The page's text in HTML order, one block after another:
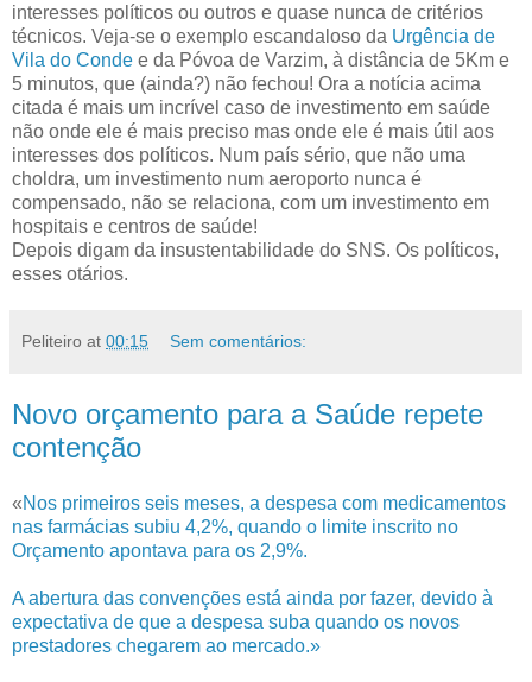
interesses políticos ou outros e quase nunca de critérios
técnicos. Veja-se o exemplo escandaloso da Urgência de
Vila do Conde e da Póvoa de Varzim, à distância de 5Km e
5 minutos, que (ainda?) não fechou! Ora a notícia acima
citada é mais um incrível caso de investimento em saúde
não onde ele é mais preciso mas onde ele é mais útil aos
interesses dos políticos. Num país sério, que não uma
choldra, um investimento num aeroporto nunca é
compensado, não se relaciona, com um investimento em
hospitais e centros de saúde!
Depois digam da insustentabilidade do SNS. Os políticos,
esses otários.
Peliteiro at 00:15 Sem comentários:
Novo orçamento para a Saúde repete
contenção
«Nos primeiros seis meses, a despesa com medicamentos
nas farmácias subiu 4,2%, quando o limite inscrito no
Orçamento apontava para os 2,9%.
A abertura das convenções está ainda por fazer, devido à
expectativa de que a despesa suba quando os novos
prestadores chegarem ao mercado.»